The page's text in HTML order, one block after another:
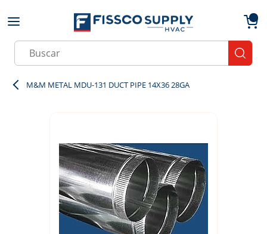
Skip to main content
Site Search
M&M METAL MDU-131 DUCT PIPE 14X36 28GA